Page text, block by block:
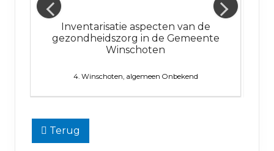
Inventarisatie aspecten van de
gezondheidszorg in de Gemeente
Winschoten
4. Winschoten, algemeen Onbekend
Terug